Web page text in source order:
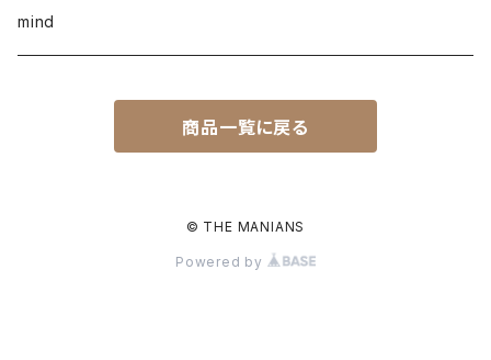
mind
商品一覧に戻る
© THE MANIANS
Powered by